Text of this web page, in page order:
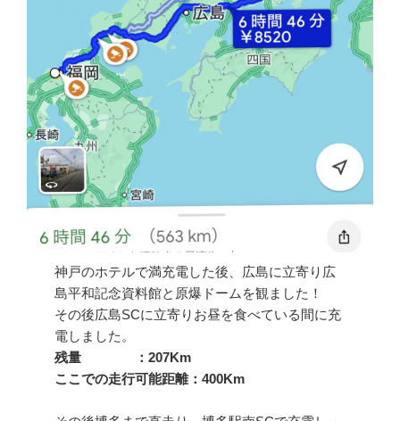
神戸のホテルで満充電した後、広島に立寄り広
島平和記念資料館と原爆ドームを観ました！
その後広島SCに立寄りお昼を食べている間に充
電しました。
残量 ：207Km
ここでの走行可能距離：400Km